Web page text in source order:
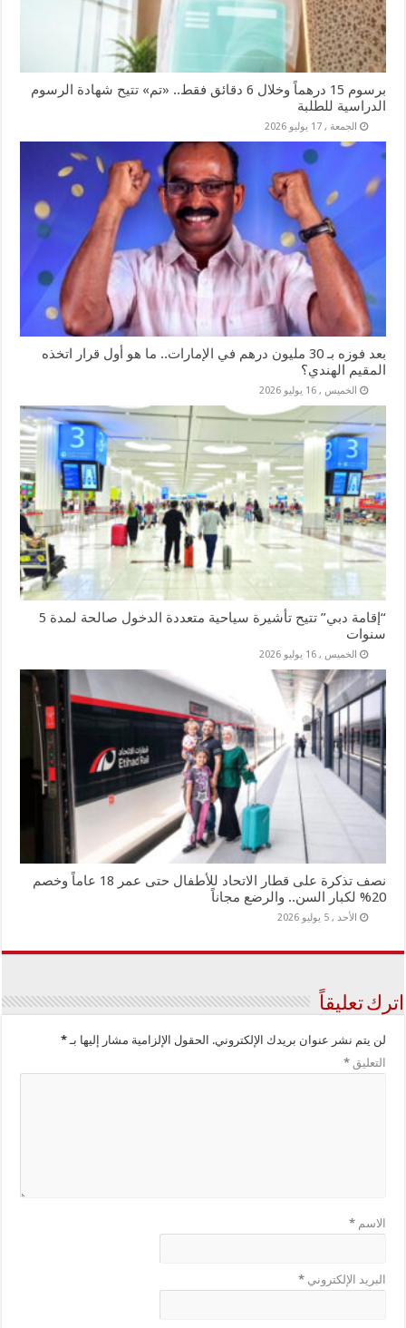
برسوم 15 درهماً وخلال 6 دقائق فقط.. «تم» تتيح شهادة الرسوم
الدراسية للطلبة
الجمعة , 17 يوليو 2026
بعد فوزه بـ 30 مليون درهم في الإمارات.. ما هو أول قرار اتخذه
المقيم الهندي؟
الخميس , 16 يوليو 2026
“إقامة دبي” تتيح تأشيرة سياحية متعددة الدخول صالحة لمدة 5
سنوات
الخميس , 16 يوليو 2026
نصف تذكرة على قطار الاتحاد للأطفال حتى عمر 18 عاماً وخصم
20% لكبار السن.. والرضع مجاناً
الأحد , 5 يوليو 2026
اترك تعليقاً
لن يتم نشر عنوان بريدك الإلكتروني. الحقول الإلزامية مشار إليها بـ*
التعليق*
الاسم*
البريد الإلكتروني*